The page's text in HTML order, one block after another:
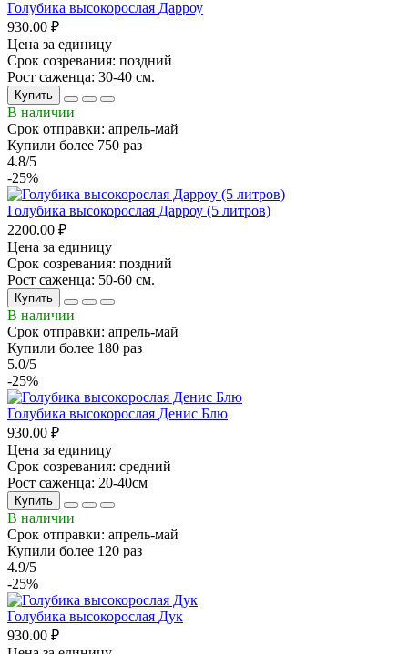
Голубика высокорослая Дарроу
930.00 ₽
Цена за единицу
Срок созревания: поздний
Рост саженца: 30-40 см.
Купить
В наличии
Срок отправки: апрель-май
Купили более 750 раз
4.8/5
-25%
Голубика высокорослая Дарроу (5 литров)
2200.00 ₽
Цена за единицу
Срок созревания: поздний
Рост саженца: 50-60 см.
Купить
В наличии
Срок отправки: апрель-май
Купили более 180 раз
5.0/5
-25%
Голубика высокорослая Денис Блю
930.00 ₽
Цена за единицу
Срок созревания: средний
Рост саженца: 20-40см
Купить
В наличии
Срок отправки: апрель-май
Купили более 120 раз
4.9/5
-25%
Голубика высокорослая Дук
930.00 ₽